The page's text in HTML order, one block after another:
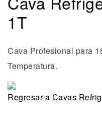
1T
Cava Profesional para
Temperatura.
Regresar a Cavas